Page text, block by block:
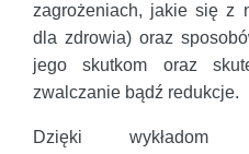
zagrożeniach, jakie się z
dla zdrowia) oraz
jego skutkom oraz
zwalczanie bądź redukcje.
Dzięki wykładom